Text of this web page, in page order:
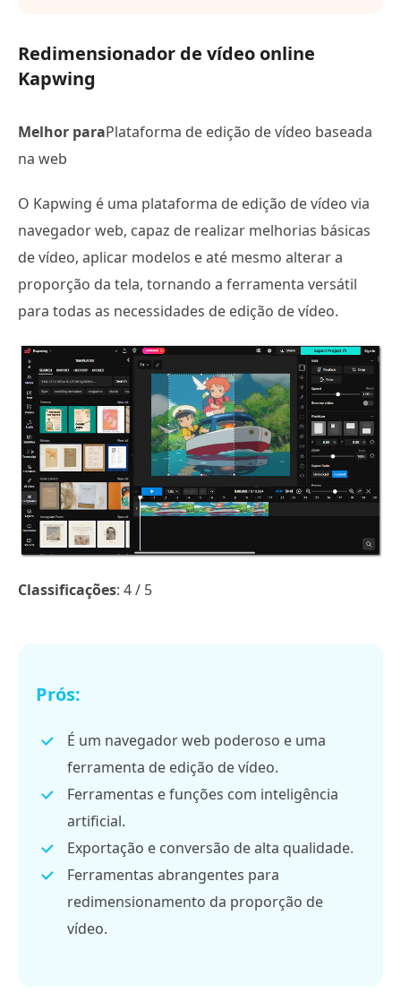
Redimensionador de vídeo online
Kapwing
Melhor paraPlataforma de edição de vídeo baseada
na web
O Kapwing é uma plataforma de edição de vídeo via
navegador web, capaz de realizar melhorias básicas
de vídeo, aplicar modelos e até mesmo alterar a
proporção da tela, tornando a ferramenta versátil
para todas as necessidades de edição de vídeo.
Classificações: 4 / 5
Prós:
É um navegador web poderoso e uma
ferramenta de edição de vídeo.
Ferramentas e funções com inteligência
artificial.
Exportação e conversão de alta qualidade.
Ferramentas abrangentes para
redimensionamento da proporção de
vídeo.